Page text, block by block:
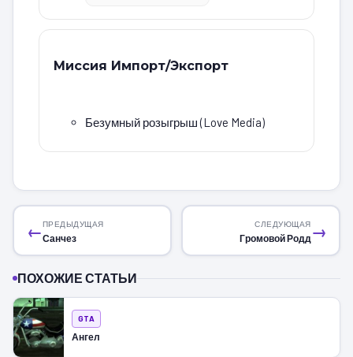
Миссия Импорт/Экспорт
Безумный розыгрыш (Love Media)
←ПРЕДЫДУЩАЯ
Санчез →
СЛЕДУЮЩАЯ
Громовой Родд
ПОХОЖИЕ СТАТЬИ
GTA
Ангел